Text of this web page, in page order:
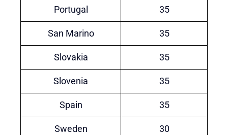
Portugal 35
San Marino 35
Slovakia 35
Slovenia 35
Spain 35
Sweden 30